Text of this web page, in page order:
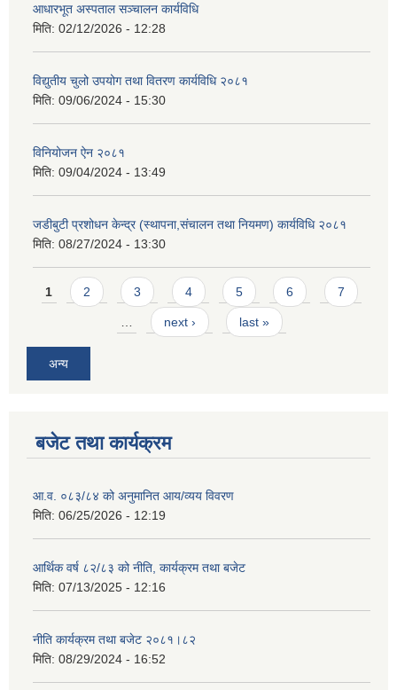
आधारभूत अस्पताल सञ्चालन कार्यविधि
मिति: 02/12/2026 - 12:28
विद्युतीय चुलो उपयोग तथा वितरण कार्यविधि २०८१
मिति: 09/06/2024 - 15:30
विनियोजन ऐन २०८१
मिति: 09/04/2024 - 13:49
जडीबुटी प्रशोधन केन्द्र (स्थापना,संचालन तथा नियमण) कार्यविधि २०८१
मिति: 08/27/2024 - 13:30
Pages
1 2 3 4 5 6 7
… next › last »
अन्य
बजेट तथा कार्यक्रम
आ.व. ०८३/८४ को अनुमानित आय/व्यय विवरण
मिति: 06/25/2026 - 12:19
आर्थिक वर्ष ८२/८३ को नीति, कार्यक्रम तथा बजेट
मिति: 07/13/2025 - 12:16
नीति कार्यक्रम तथा बजेट २०८१।८२
मिति: 08/29/2024 - 16:52